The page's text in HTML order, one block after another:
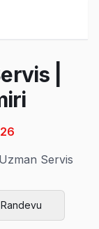
Tefal TV
|
Uzman Servis